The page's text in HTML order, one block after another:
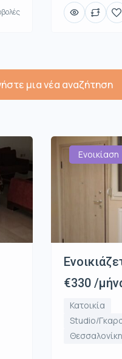
μια νέα αναζήτηση
Ενοικίαση
€330 /
Κατοικία
Studio/
Θεσσαλονίκη